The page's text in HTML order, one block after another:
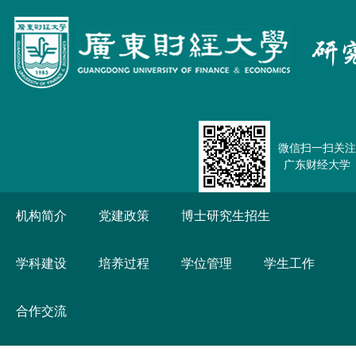
微信扫一扫关注
广东财经大学
机构简介 党建政策 博士研究生招生
学科建设 培养过程 学位管理 学生工作
合作交流